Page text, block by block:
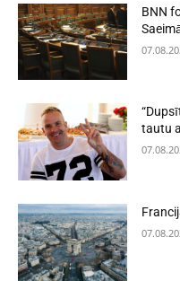
BNN
tautu